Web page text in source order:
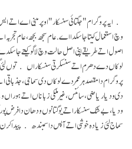
ایہ پروگرام "جگتائی سنسکار" اوپر مبنی اے
وچ استعمال کیتا جا سکدا اے. عام سجھ بجھ ، عام
اصول اتے طریقے اپنی اصل حالت وچ لاگو کیتے جا
لوکاں دے دھرم اتے سنسکرتی سنسکاراں توں
پروگرام دا مقصد ہر عمر دے لوکاں دی سماجی، جذباتی
دی ودیا ریاضی، سائنس، غیر ملکی زباناں اتے
ودیا، بےشک سنسکار اتے یوگتا نوں ودھان دا
سماج لئی زیادہ خوشی اتے آپس دا سمبندھ پیدا